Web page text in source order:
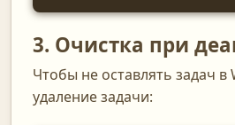
3. Очистка при
Чтобы не оставлять задач
удаление задачи: